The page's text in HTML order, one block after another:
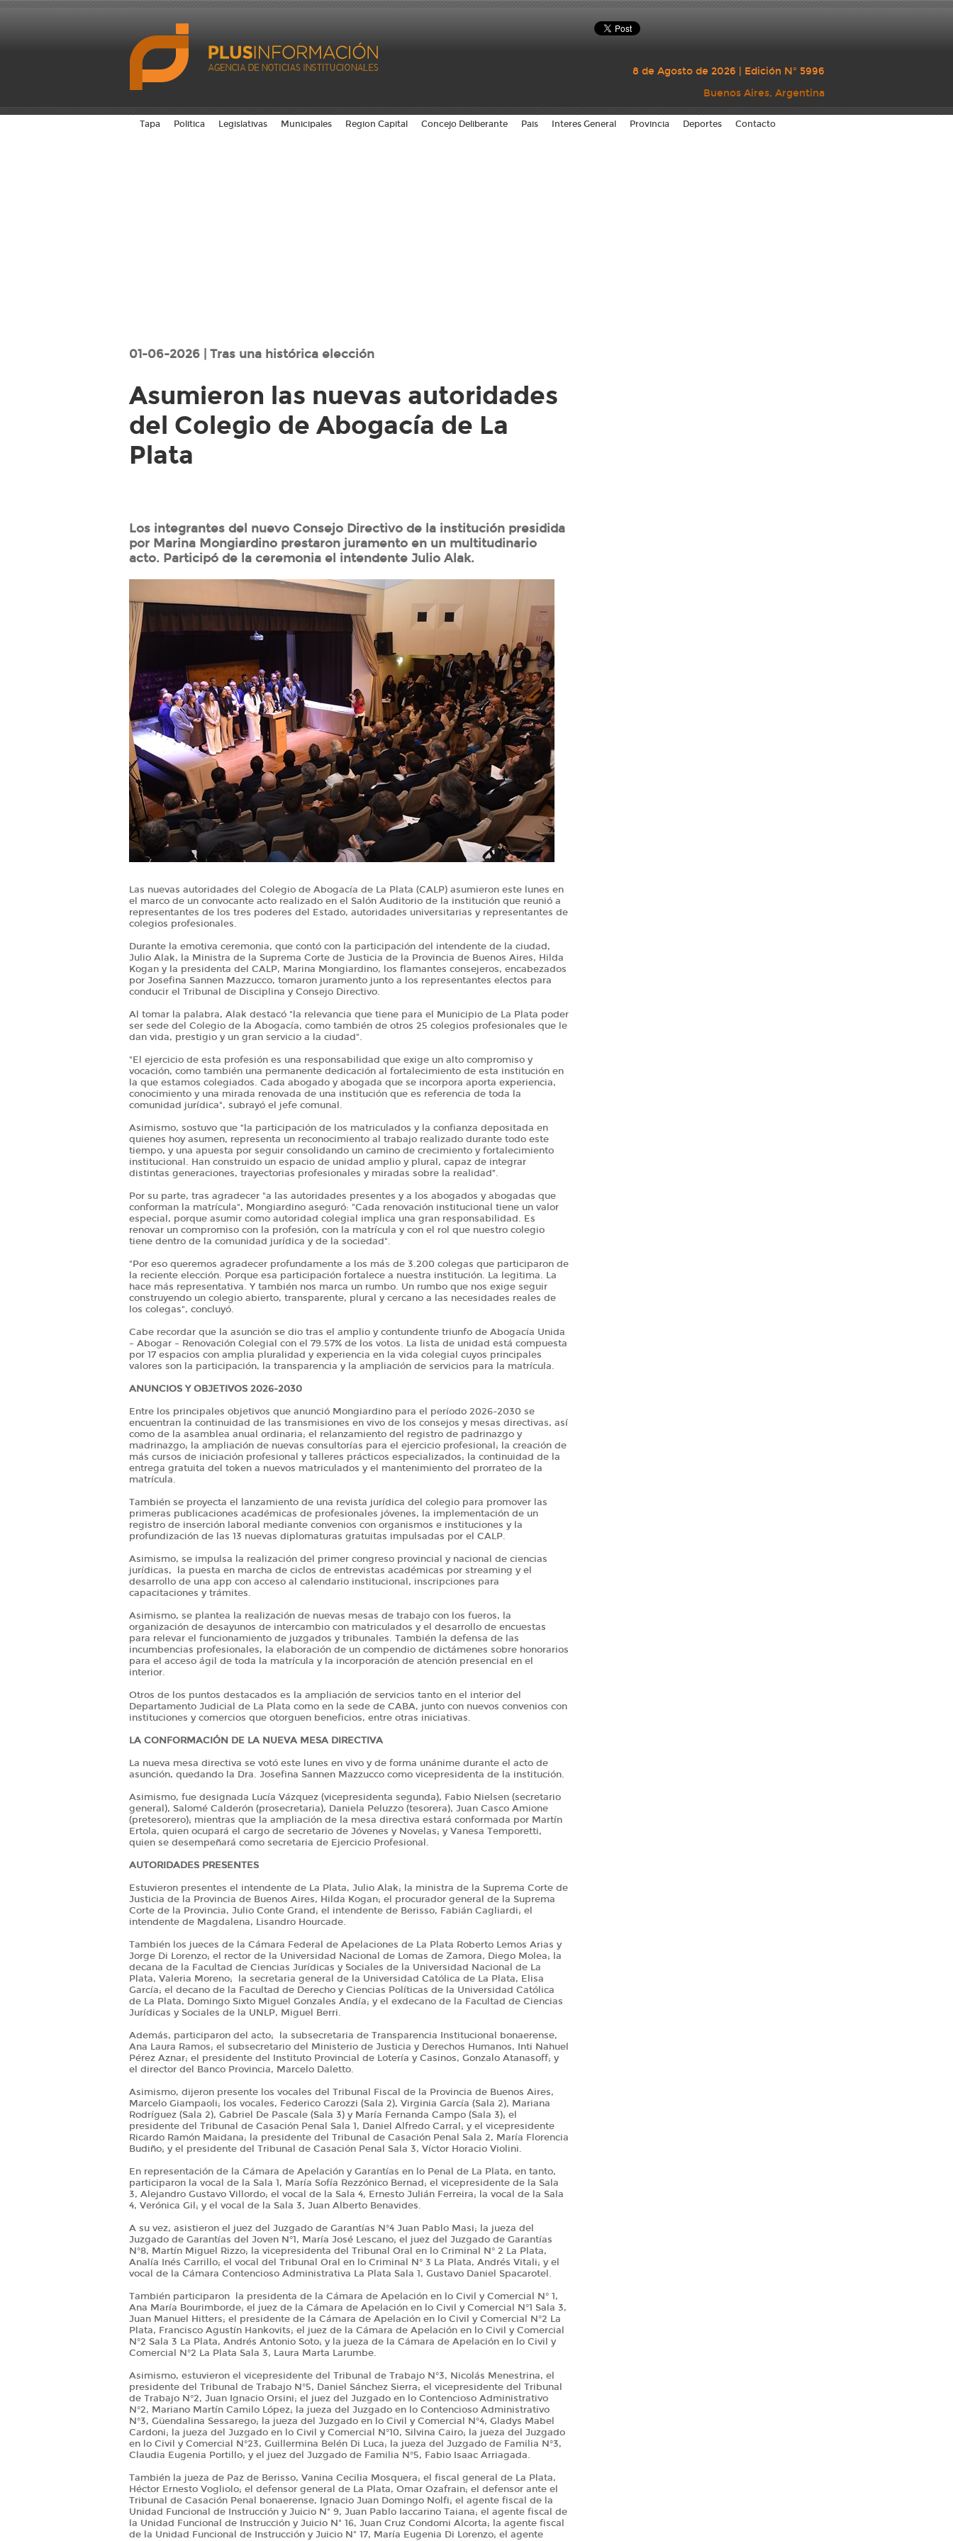
8 de Agosto de 2026 | Edición N° 5996
Buenos Aires, Argentina
Tapa Politica Legislativas Municipales Region Capital Concejo Deliberante Pais Interes General Provincia Deportes Contacto
01-06-2026 | Tras una histórica elección
Asumieron las nuevas autoridades
del Colegio de Abogacía de La
Plata
Los integrantes del nuevo Consejo Directivo de la institución presidida
por Marina Mongiardino prestaron juramento en un multitudinario
acto. Participó de la ceremonia el intendente Julio Alak.
Las nuevas autoridades del Colegio de Abogacía de La Plata (CALP) asumieron este lunes en
el marco de un convocante acto realizado en el Salón Auditorio de la institución que reunió a
representantes de los tres poderes del Estado, autoridades universitarias y representantes de
colegios profesionales.
Durante la emotiva ceremonia, que contó con la participación del intendente de la ciudad,
Julio Alak, la Ministra de la Suprema Corte de Justicia de la Provincia de Buenos Aires, Hilda
Kogan y la presidenta del CALP, Marina Mongiardino, los flamantes consejeros, encabezados
por Josefina Sannen Mazzucco, tomaron juramento junto a los representantes electos para
conducir el Tribunal de Disciplina y Consejo Directivo.
Al tomar la palabra, Alak destacó "la relevancia que tiene para el Municipio de La Plata poder
ser sede del Colegio de la Abogacía, como también de otros 25 colegios profesionales que le
dan vida, prestigio y un gran servicio a la ciudad".
"El ejercicio de esta profesión es una responsabilidad que exige un alto compromiso y
vocación, como también una permanente dedicación al fortalecimiento de esta institución en
la que estamos colegiados. Cada abogado y abogada que se incorpora aporta experiencia,
conocimiento y una mirada renovada de una institución que es referencia de toda la
comunidad jurídica", subrayó el jefe comunal.
Asimismo, sostuvo que “la participación de los matriculados y la confianza depositada en
quienes hoy asumen, representa un reconocimiento al trabajo realizado durante todo este
tiempo, y una apuesta por seguir consolidando un camino de crecimiento y fortalecimiento
institucional. Han construido un espacio de unidad amplio y plural, capaz de integrar
distintas generaciones, trayectorias profesionales y miradas sobre la realidad”.
Por su parte, tras agradecer "a las autoridades presentes y a los abogados y abogadas que
conforman la matrícula", Mongiardino aseguró: "Cada renovación institucional tiene un valor
especial, porque asumir como autoridad colegial implica una gran responsabilidad. Es
renovar un compromiso con la profesión, con la matrícula y con el rol que nuestro colegio
tiene dentro de la comunidad jurídica y de la sociedad".
"Por eso queremos agradecer profundamente a los más de 3.200 colegas que participaron de
la reciente elección. Porque esa participación fortalece a nuestra institución. La legitima. La
hace más representativa. Y también nos marca un rumbo. Un rumbo que nos exige seguir
construyendo un colegio abierto, transparente, plural y cercano a las necesidades reales de
los colegas", concluyó.
Cabe recordar que la asunción se dio tras el amplio y contundente triunfo de Abogacía Unida
– Abogar – Renovación Colegial con el 79.57% de los votos. La lista de unidad está compuesta
por 17 espacios con amplia pluralidad y experiencia en la vida colegial cuyos principales
valores son la participación, la transparencia y la ampliación de servicios para la matrícula.
ANUNCIOS Y OBJETIVOS 2026-2030
Entre los principales objetivos que anunció Mongiardino para el período 2026-2030 se
encuentran la continuidad de las transmisiones en vivo de los consejos y mesas directivas, así
como de la asamblea anual ordinaria; el relanzamiento del registro de padrinazgo y
madrinazgo; la ampliación de nuevas consultorías para el ejercicio profesional; la creación de
más cursos de iniciación profesional y talleres prácticos especializados; la continuidad de la
entrega gratuita del token a nuevos matriculados y el mantenimiento del prorrateo de la
matrícula.
También se proyecta el lanzamiento de una revista jurídica del colegio para promover las
primeras publicaciones académicas de profesionales jóvenes, la implementación de un
registro de inserción laboral mediante convenios con organismos e instituciones y la
profundización de las 13 nuevas diplomaturas gratuitas impulsadas por el CALP.
Asimismo, se impulsa la realización del primer congreso provincial y nacional de ciencias
jurídicas, la puesta en marcha de ciclos de entrevistas académicas por streaming y el
desarrollo de una app con acceso al calendario institucional, inscripciones para
capacitaciones y trámites.
Asimismo, se plantea la realización de nuevas mesas de trabajo con los fueros, la
organización de desayunos de intercambio con matriculados y el desarrollo de encuestas
para relevar el funcionamiento de juzgados y tribunales. También la defensa de las
incumbencias profesionales, la elaboración de un compendio de dictámenes sobre honorarios
para el acceso ágil de toda la matrícula y la incorporación de atención presencial en el
interior.
Otros de los puntos destacados es la ampliación de servicios tanto en el interior del
Departamento Judicial de La Plata como en la sede de CABA, junto con nuevos convenios con
instituciones y comercios que otorguen beneficios, entre otras iniciativas.
LA CONFORMACIÓN DE LA NUEVA MESA DIRECTIVA
La nueva mesa directiva se votó este lunes en vivo y de forma unánime durante el acto de
asunción, quedando la Dra. Josefina Sannen Mazzucco como vicepresidenta de la institución.
Asimismo, fue designada Lucía Vázquez (vicepresidenta segunda), Fabio Nielsen (secretario
general), Salomé Calderón (prosecretaria), Daniela Peluzzo (tesorera), Juan Casco Amione
(pretesorero); mientras que la ampliación de la mesa directiva estará conformada por Martín
Ertola, quien ocupará el cargo de secretario de Jóvenes y Novelas; y Vanesa Temporetti,
quien se desempeñará como secretaria de Ejercicio Profesional.
AUTORIDADES PRESENTES
Estuvieron presentes el intendente de La Plata, Julio Alak; la ministra de la Suprema Corte de
Justicia de la Provincia de Buenos Aires, Hilda Kogan; el procurador general de la Suprema
Corte de la Provincia, Julio Conte Grand; el intendente de Berisso, Fabián Cagliardi; el
intendente de Magdalena, Lisandro Hourcade.
También los jueces de la Cámara Federal de Apelaciones de La Plata Roberto Lemos Arias y
Jorge Di Lorenzo; el rector de la Universidad Nacional de Lomas de Zamora, Diego Molea; la
decana de la Facultad de Ciencias Jurídicas y Sociales de la Universidad Nacional de La
Plata, Valeria Moreno; la secretaria general de la Universidad Católica de La Plata, Elisa
García; el decano de la Facultad de Derecho y Ciencias Políticas de la Universidad Católica
de La Plata, Domingo Sixto Miguel Gonzales Andía; y el exdecano de la Facultad de Ciencias
Jurídicas y Sociales de la UNLP, Miguel Berri.
Además, participaron del acto; la subsecretaria de Transparencia Institucional bonaerense,
Ana Laura Ramos; el subsecretario del Ministerio de Justicia y Derechos Humanos, Inti Nahuel
Pérez Aznar; el presidente del Instituto Provincial de Lotería y Casinos, Gonzalo Atanasoff; y
el director del Banco Provincia, Marcelo Daletto.
Asimismo, dijeron presente los vocales del Tribunal Fiscal de la Provincia de Buenos Aires,
Marcelo Giampaoli; los vocales, Federico Carozzi (Sala 2), Virginia García (Sala 2), Mariana
Rodríguez (Sala 2), Gabriel De Pascale (Sala 3) y María Fernanda Campo (Sala 3); el
presidente del Tribunal de Casación Penal Sala 1, Daniel Alfredo Carral; y el vicepresidente
Ricardo Ramón Maidana; la presidente del Tribunal de Casación Penal Sala 2, María Florencia
Budiño; y el presidente del Tribunal de Casación Penal Sala 3, Víctor Horacio Violini.
En representación de la Cámara de Apelación y Garantías en lo Penal de La Plata, en tanto,
participaron la vocal de la Sala 1, María Sofía Rezzónico Bernad; el vicepresidente de la Sala
3, Alejandro Gustavo Villordo; el vocal de la Sala 4, Ernesto Julián Ferreira; la vocal de la Sala
4, Verónica Gil; y el vocal de la Sala 3, Juan Alberto Benavides.
A su vez, asistieron el juez del Juzgado de Garantías N°4 Juan Pablo Masi; la jueza del
Juzgado de Garantías del Joven N°1, María José Lescano; el juez del Juzgado de Garantías
N°8, Martín Miguel Rizzo; la vicepresidenta del Tribunal Oral en lo Criminal N° 2 La Plata,
Analía Inés Carrillo; el vocal del Tribunal Oral en lo Criminal N° 3 La Plata, Andrés Vitali; y el
vocal de la Cámara Contencioso Administrativa La Plata Sala 1, Gustavo Daniel Spacarotel.
También participaron la presidenta de la Cámara de Apelación en lo Civil y Comercial N° 1,
Ana María Bourimborde; el juez de la Cámara de Apelación en lo Civil y Comercial N°1 Sala 3,
Juan Manuel Hitters; el presidente de la Cámara de Apelación en lo Civil y Comercial N°2 La
Plata, Francisco Agustín Hankovits; el juez de la Cámara de Apelación en lo Civil y Comercial
N°2 Sala 3 La Plata, Andrés Antonio Soto; y la jueza de la Cámara de Apelación en lo Civil y
Comercial N°2 La Plata Sala 3, Laura Marta Larumbe.
Asimismo, estuvieron el vicepresidente del Tribunal de Trabajo N°3, Nicolás Menestrina, el
presidente del Tribunal de Trabajo N°5, Daniel Sánchez Sierra; el vicepresidente del Tribunal
de Trabajo N°2, Juan Ignacio Orsini; el juez del Juzgado en lo Contencioso Administrativo
N°2, Mariano Martín Camilo López; la jueza del Juzgado en lo Contencioso Administrativo
N°3, Güendalina Sessarego; la jueza del Juzgado en lo Civil y Comercial N°4, Gladys Mabel
Cardoni; la jueza del Juzgado en lo Civil y Comercial N°10, Silvina Cairo; la jueza del Juzgado
en lo Civil y Comercial N°23, Guillermina Belén Di Luca; la jueza del Juzgado de Familia N°3,
Claudia Eugenia Portillo; y el juez del Juzgado de Familia N°5, Fabio Isaac Arriagada.
También la jueza de Paz de Berisso, Vanina Cecilia Mosquera; el fiscal general de La Plata,
Héctor Ernesto Vogliolo; el defensor general de La Plata, Omar Ozafrain; el defensor ante el
Tribunal de Casación Penal bonaerense, Ignacio Juan Domingo Nolfi; el agente fiscal de la
Unidad Funcional de Instrucción y Juicio Nº 9, Juan Pablo Iaccarino Taiana; el agente fiscal de
la Unidad Funcional de Instrucción y Juicio Nº 16, Juan Cruz Condomi Alcorta; la agente fiscal
de la Unidad Funcional de Instrucción y Juicio Nº 17, María Eugenia Di Lorenzo; el agente